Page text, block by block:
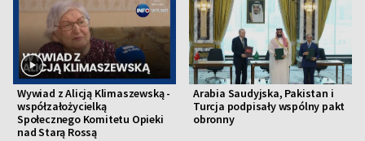
Wywiad z Alicją Klimaszewską -
współzałożycielką
Społecznego Komitetu Opieki
nad Starą Rossą
Arabia Saudyjska, Pakistan i
Turcja podpisały wspólny pakt
obronny